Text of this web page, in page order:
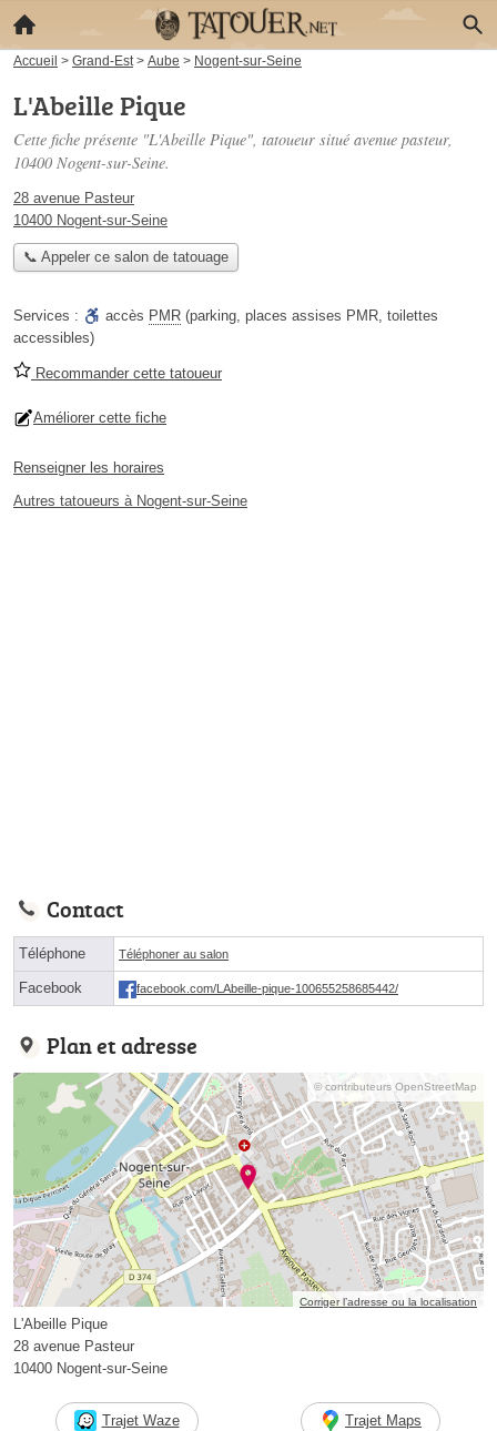
Accueil > Grand-Est > Aube > Nogent-sur-Seine
L'Abeille Pique
Cette fiche présente "L'Abeille Pique", tatoueur situé avenue pasteur,
10400 Nogent-sur-Seine.
28 avenue Pasteur
10400 Nogent-sur-Seine
📞 Appeler ce salon de tatouage
Services : accès PMR (parking, places assises PMR, toilettes
accessibles)
Recommander cette tatoueur
Améliorer cette fiche
Renseigner les horaires
Autres tatoueurs à Nogent-sur-Seine
Contact
Téléphone Téléphoner au salon
Facebook facebook.com/LAbeille-pique-100655258685442/
Plan et adresse
© contributeurs OpenStreetMap
Corriger l’adresse ou la localisation
L'Abeille Pique
28 avenue Pasteur
10400 Nogent-sur-Seine
Trajet Waze Trajet Maps